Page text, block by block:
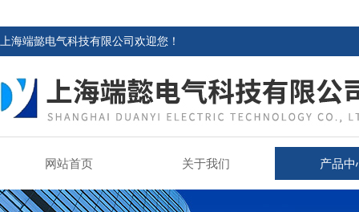
上海端懿电气科技有限公司欢迎您！
网站首页 关于我们 产品中